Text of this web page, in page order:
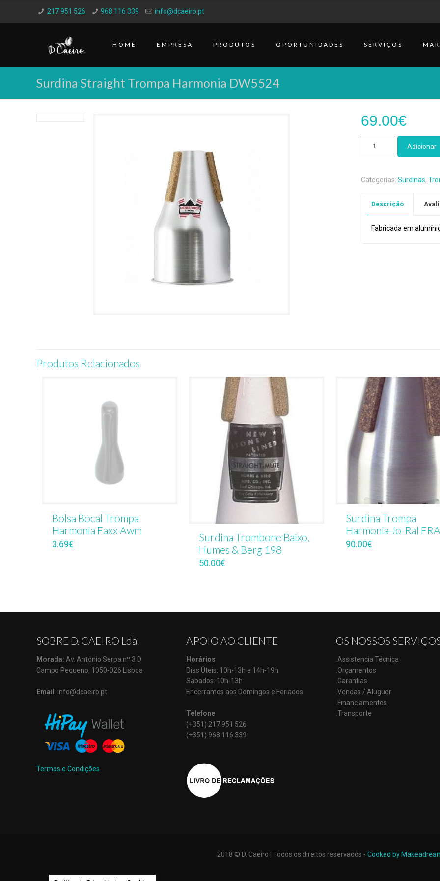
217 951 526 968 116 339 info@dcaeiro.pt
HOME EMPRESA PRODUTOS OPORTUNIDADES SERVIÇOS
Surdina Straight Trompa Harmonia DW5524
69.00€
Trompa
DW5524
Adicionar
Categorias:Surdinas,
Descrição
Fabricada em
Produtos Relacionados
Bolsa Bocal Trompa
Harmonia Faxx Awm
3.69€
Surdina Trombone Baixo,
Humes & Berg 198
50.00€
Surdina Trompa
Harmonia Jo-Ral
90.00€
SOBRE D. CAEIRO Lda.
Morada: Av. António Serpa nº 3 D
Campo Pequeno, 1050-026 Lisboa
Email : info@dcaeiro.pt
Termos e Condições
APOIO AO CLIENTE
Horários
Dias Úteis: 10h-13h e 14h-19h
Sábados: 10h-13h
Encerramos aos Domingos e Feriados
Telefone
(+351) 217 951 526
(+351) 968 116 339
OS NOSSOS
.Assistencia Técnica
.Orçamentos
.Garantias
.Vendas / Aluguer
.Financiamentos
.Transporte
2018 © D. Caeiro | Todos os direitos reservados - Cooked by